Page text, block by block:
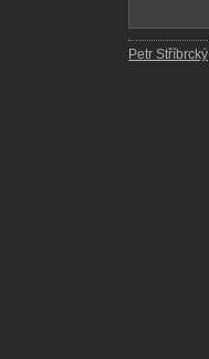
Petr Stříbrcký